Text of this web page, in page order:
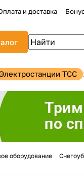
и доставка
TCC
оборудование